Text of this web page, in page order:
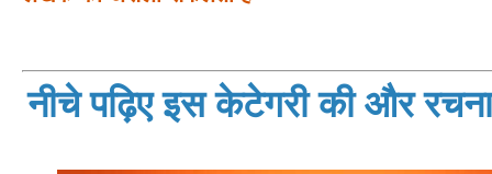
नीचे पढ़िए इस केटेगरी की और